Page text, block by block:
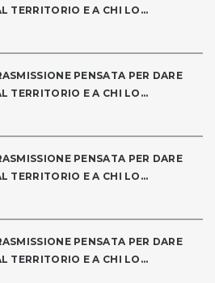
TERRITORIO E A CHI LO...
PENSATA PER DARE
TERRITORIO E A CHI LO...
PENSATA PER DARE
TERRITORIO E A CHI LO...
PENSATA PER DARE
TERRITORIO E A CHI LO...